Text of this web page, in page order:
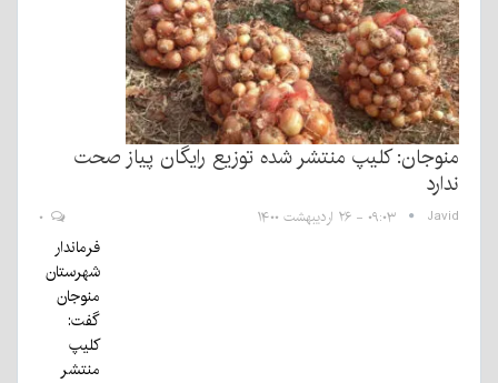
منوجان: کلیپ منتشر شده توزیع رایگان پیاز صحت
ندارد
Javid ۰۹:۰۳ - ۲۶ اردیبهشت ۱۴۰۰
فرماندار
شهرستان
منوجان
گفت:
کلیپ
منتشر